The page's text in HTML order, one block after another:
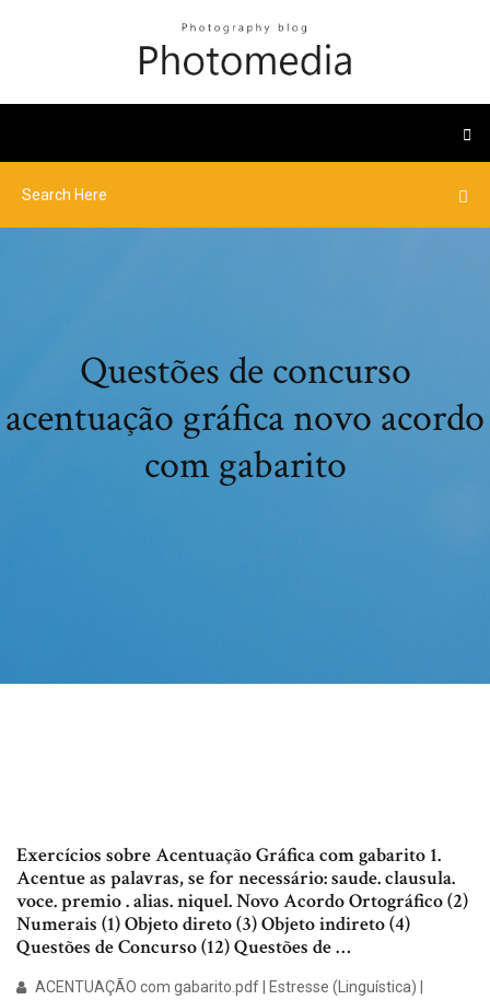
Questões de concurso
acentuação gráfica novo acordo
com gabarito
Exercícios sobre Acentuação Gráfica com gabarito 1.
Acentue as palavras, se for necessário: saude. clausula.
voce. premio . alias. niquel. Novo Acordo Ortográfico (2)
Numerais (1) Objeto direto (3) Objeto indireto (4)
Questões de Concurso (12) Questões de …
ACENTUAÇÃO com gabarito.pdf | Estresse (Linguística) |